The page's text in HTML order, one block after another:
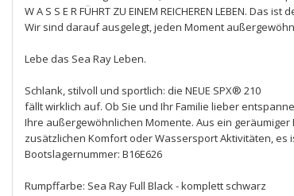
W A S S E R FÜHRT ZU EINEM REICHEREN LEBEN. Das
Wir sind darauf ausgelegt, jeden Moment
Lebe das Sea Ray Leben.
Schlank, stilvoll und sportlich: die NEUE SPX® 210
fällt wirklich auf. Ob Sie und Ihr Familie lieber
Ihre außergewöhnlichen Momente. Aus ein
zusätzlichen Komfort oder Wassersport Aktivitäten,
Bootslagernummer: B16E626
Rumpffarbe: Sea Ray Full Black - komplett schwarz